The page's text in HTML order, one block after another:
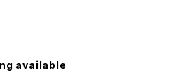
available